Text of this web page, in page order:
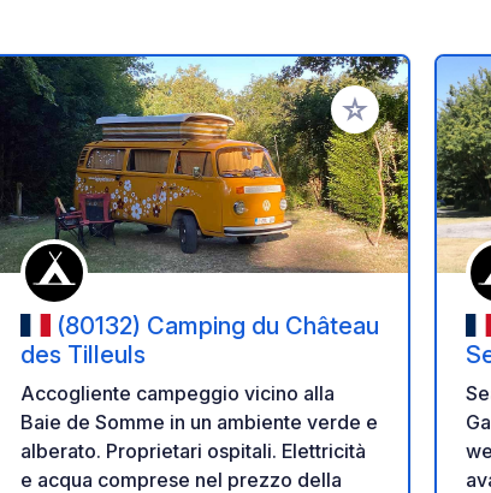
preferiti Aggiungi ai tuoi
(80132) Camping du Château
des Tilleuls
Accogliente campeggio vicino alla
Baie de Somme in un ambiente verde e
alberato. Proprietari ospitali. Elettricità
e acqua comprese nel prezzo della